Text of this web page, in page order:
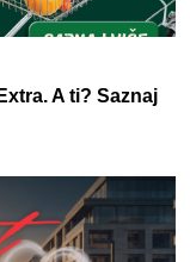
A ti? Saznaj